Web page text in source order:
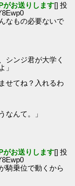
がお送りします[] 投
なもの必要ないで
シンジ君が大学く
」
せてね？入れるわ
なんて。」
がお送りします[] 投
騎乗位で動くから